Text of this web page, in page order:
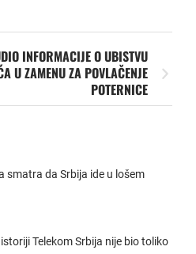
INFORMACIJE O UBISTVU
U ZAMENU ZA POVLAČENJE
POTERNICE
smatra da Srbija ide u lošem
Telekom Srbija nije bio toliko